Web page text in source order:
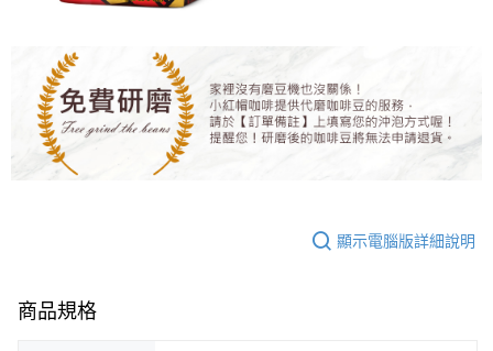
https://aftee.tw/terms/#terms3
「AFTEE先享後付」，若未經同意申辦者引起之損失，本公司不負相關責
任。
４．使用「AFTEE先享後付」時，將依據個別帳號之用戶狀況，依本公司即
時審查核予不同之上限額度；若仍有額度不足之情形，本公司將視審查結果
請求用戶進行身份認證。
５．嚴禁一人註冊多個帳號或使用他人資訊註冊。若發現惡意使用之情形，
恩沛科技股份有限公司將有權停止該用戶之使用額度並採取法律行動。
海外運費九折優惠
顯示電腦版詳細說明
商品規格